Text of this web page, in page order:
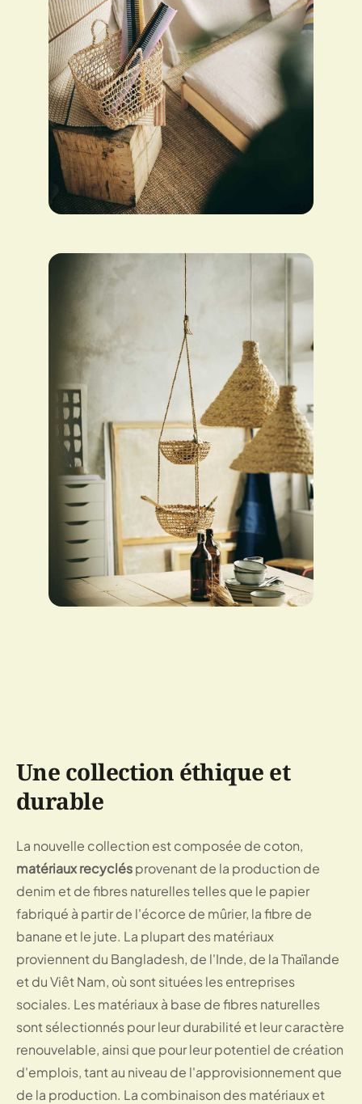
Une collection éthique et
durable
La nouvelle collection est composée de coton,
matériaux recyclésprovenant de la production de
denim et de fibres naturelles telles que le papier
fabriqué à partir de l'écorce de mûrier, la fibre de
banane et le jute. La plupart des matériaux
proviennent du Bangladesh, de l'Inde, de la Thaïlande
et du Viêt Nam, où sont situées les entreprises
sociales. Les matériaux à base de fibres naturelles
sont sélectionnés pour leur durabilité et leur caractère
renouvelable, ainsi que pour leur potentiel de création
d'emplois, tant au niveau de l'approvisionnement que
de la production. La combinaison des matériaux et